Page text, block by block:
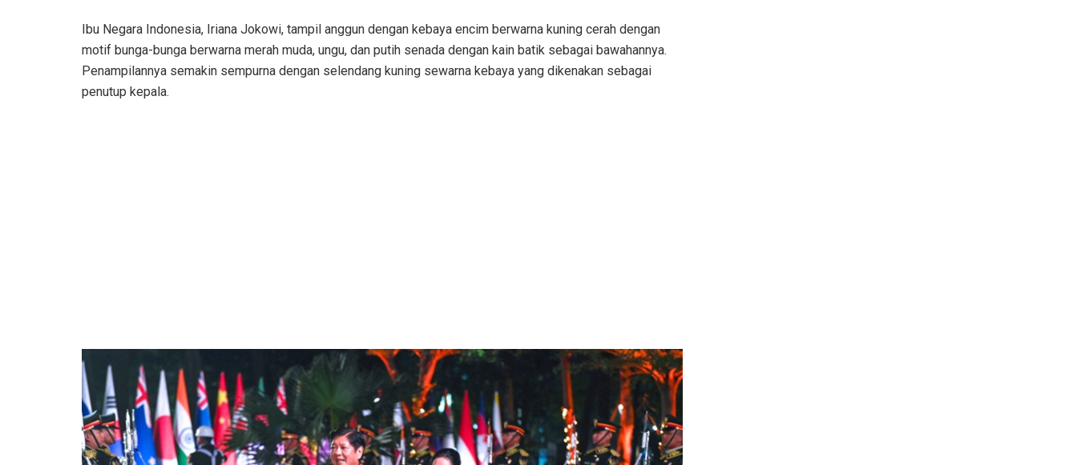
Ibu Negara Indonesia, Iriana Jokowi, tampil anggun dengan kebaya encim berwarna kuning cerah dengan
motif bunga-bunga berwarna merah muda, ungu, dan putih senada dengan kain batik sebagai bawahannya.
Penampilannya semakin sempurna dengan selendang kuning sewarna kebaya yang dikenakan sebagai
penutup kepala.